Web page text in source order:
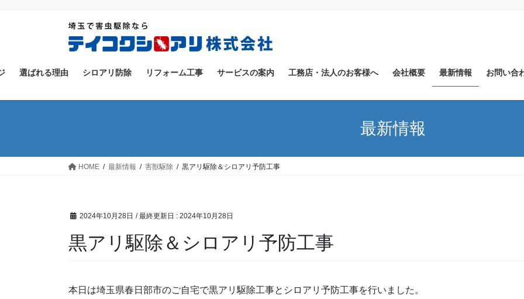
に
ョ
選ばれる理由 シロアリ防除 リフォーム工事 サービスの案内 工務店・法人のお客様へ 会社概要 最新情報 お問い合
最新情報
HOME 最新情報 害獣駆除 黒アリ駆除＆シロアリ予防工事
2024年10月28日 / 最終更新日 : 2024年10月28日
黒アリ駆除＆シロアリ予防工事
本日は埼玉県春日部市のご自宅で黒アリ駆除工事とシロアリ予防工事を行いました。